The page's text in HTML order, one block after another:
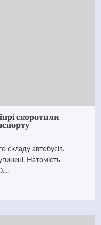
скоротили
складу автобусів.
Натомість